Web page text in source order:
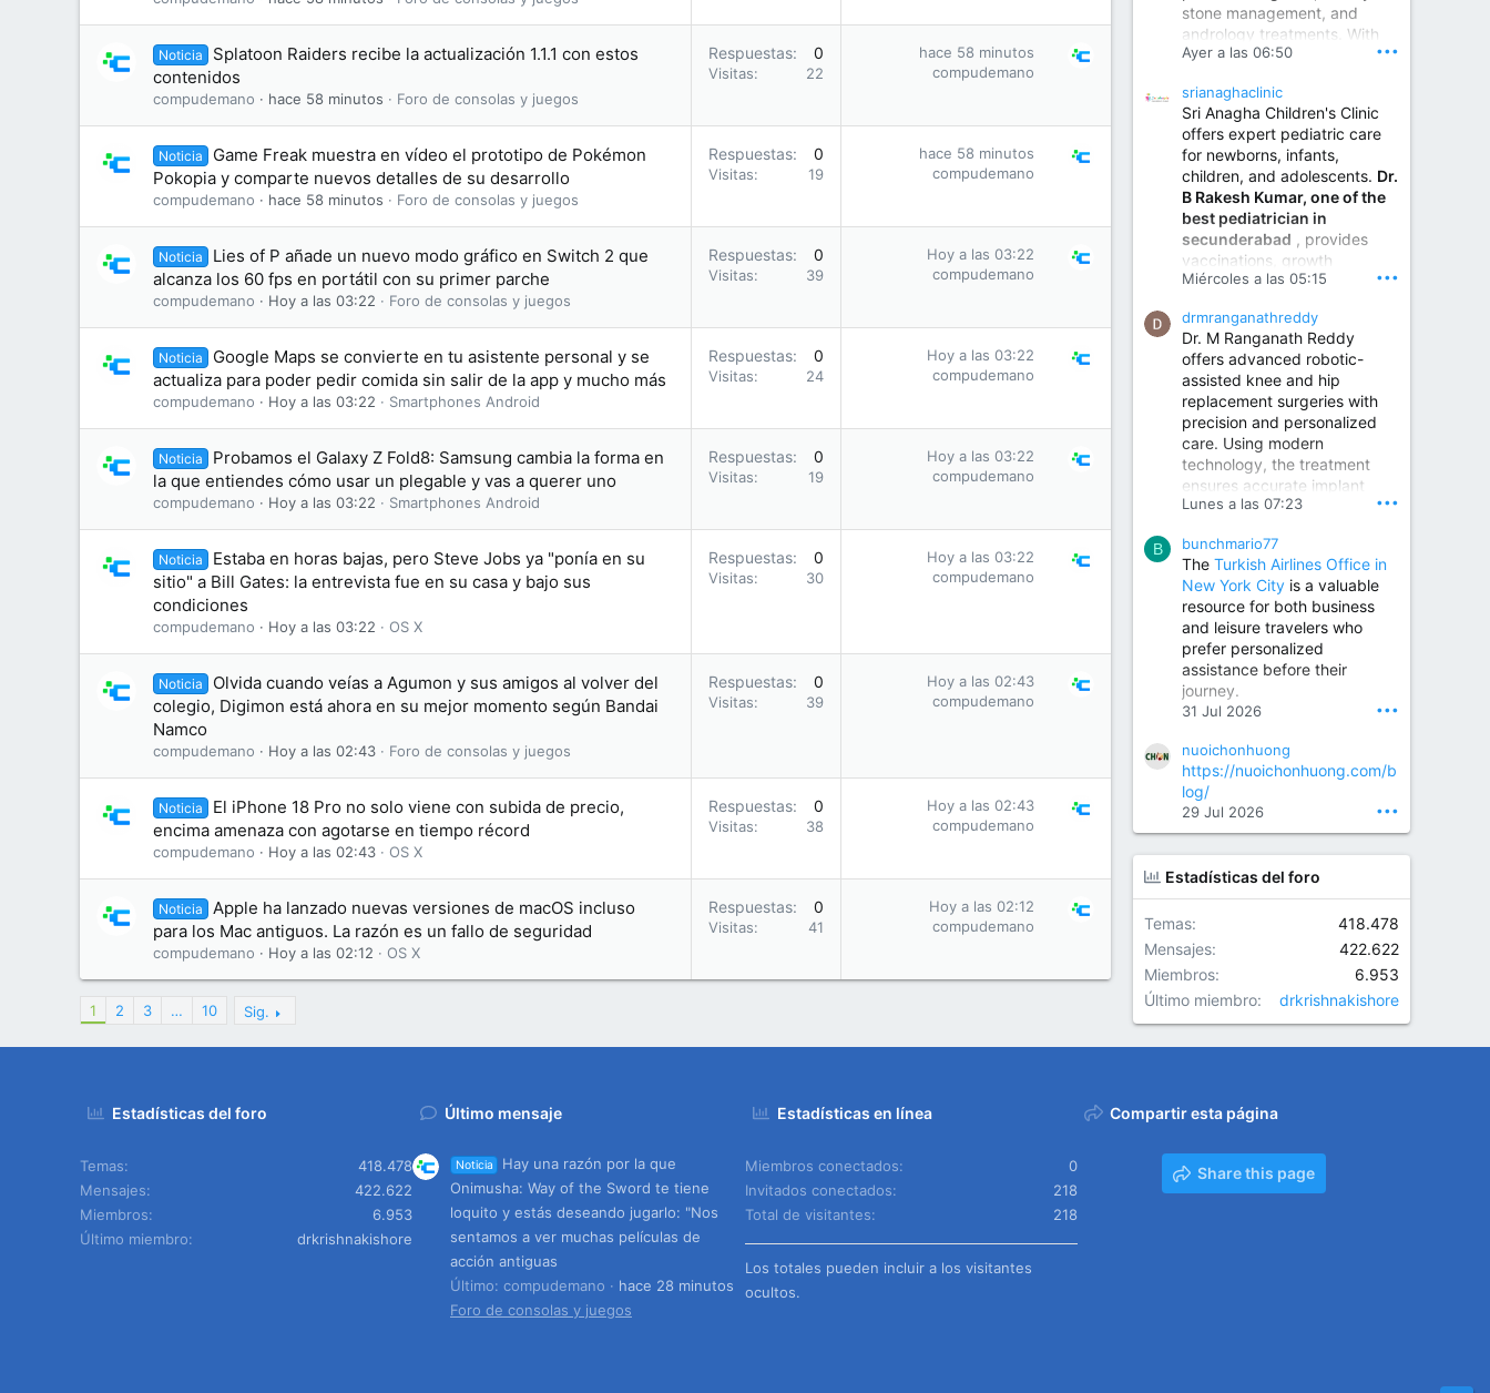
Noticia
Splatoon Raiders recibe la actualización 1.1.1 con estos
contenidos
compudemano hace 58 minutos Foro de consolas y juegos
Respuestas 0
Visitas 22
hace 58 minutos
compudemano
Noticia
Game Freak muestra en vídeo el prototipo de Pokémon
Pokopia y comparte nuevos detalles de su desarrollo
compudemano hace 58 minutos Foro de consolas y juegos
Respuestas 0
Visitas 19
hace 58 minutos
compudemano
Noticia
Lies of P añade un nuevo modo gráfico en Switch 2 que
alcanza los 60 fps en portátil con su primer parche
compudemano Hoy a las 03:22 Foro de consolas y juegos
Respuestas 0
Visitas 39
Hoy a las 03:22
compudemano
Noticia
Google Maps se convierte en tu asistente personal y se
actualiza para poder pedir comida sin salir de la app y mucho más
compudemano Hoy a las 03:22 Smartphones Android
Respuestas 0
Visitas 24
Hoy a las 03:22
compudemano
Noticia
Probamos el Galaxy Z Fold8: Samsung cambia la forma en
la que entiendes cómo usar un plegable y vas a querer uno
compudemano Hoy a las 03:22 Smartphones Android
Respuestas 0
Visitas 19
Hoy a las 03:22
compudemano
Noticia
Estaba en horas bajas, pero Steve Jobs ya "ponía en su
sitio" a Bill Gates: la entrevista fue en su casa y bajo sus
condiciones
compudemano Hoy a las 03:22 OS X
Respuestas 0
Visitas 30
Hoy a las 03:22
compudemano
Noticia
Olvida cuando veías a Agumon y sus amigos al volver del
colegio, Digimon está ahora en su mejor momento según Bandai
Namco
compudemano Hoy a las 02:43 Foro de consolas y juegos
Respuestas 0
Visitas 39
Hoy a las 02:43
compudemano
Noticia
El iPhone 18 Pro no solo viene con subida de precio,
encima amenaza con agotarse en tiempo récord
compudemano Hoy a las 02:43 OS X
Respuestas 0
Visitas 38
Hoy a las 02:43
compudemano
Noticia
Apple ha lanzado nuevas versiones de macOS incluso
para los Mac antiguos. La razón es un fallo de seguridad
compudemano Hoy a las 02:12 OS X
Respuestas 0
Visitas 41
Hoy a las 02:12
compudemano
1 2 3 … 10 Sig.
stone management, and
andrology treatments. With
years of surgical practice and
invasive and robotic
techniques.
Best Urologist in Vijayawada | Urology Specialist in Vijayawada
Dr. A. V. Krishna Kishore,
the Best Urologist...
www.drkrishnakishore.com
Ayer a las 06:50 •••
srianaghaclinic
Sri Anagha Children's Clinic
offers expert pediatric care
for newborns, infants,
children, and adolescents. Dr.
B Rakesh Kumar, one of the
best pediatrician in
secunderabad , provides
vaccinations, growth
monitoring, newborn care,
illnesses, nutrition guidance,
and preventive healthcare in
a child-friendly environment.
Children Hospital in Secunderabad | Best Pediatrician in Hyderabad | Neonatologist in Medchal
Our pediatrician and
Neonatologist team at...
www.srianaghaclinic.com
Miércoles a las 05:15 •••
drmranganathreddy
Dr. M Ranganath Reddy
offers advanced robotic-
assisted knee and hip
replacement surgeries with
precision and personalized
care. Using modern
technology, the treatment
ensures accurate implant
placement, reduced pain,
improved joint function,
helping patients return to an
active and comfortable
lifestyle.
Orthopedic Surgeon in Kondapur | Best Orthopedic Doctor in Kondapur | Dr. M. Ranganath Reddy
Consult Dr. M. Ranganath
Reddy, the best...
www.drranganathreddy.co
m
Lunes a las 07:23 •••
B bunchmario77
The Turkish Airlines Office in
New York City is a valuable
resource for both business
and leisure travelers who
prefer personalized
assistance before their
journey.
31 Jul 2026 •••
nuoichonhuong
https://nuoichonhuong.com/b
log/
29 Jul 2026 •••
Estadísticas del foro
Temas
418.478
Mensajes
422.622
Miembros
6.953
Último miembro
drkrishnakishore
Estadísticas del foro
Temas
418.478
Mensajes
422.622
Miembros
6.953
Último miembro
drkrishnakishore
Último mensaje
Noticia
Hay una razón por la que
Onimusha: Way of the Sword te tiene
loquito y estás deseando jugarlo: "Nos
sentamos a ver muchas películas de
acción antiguas
Último: compudemano
hace 28 minutos
Foro de consolas y juegos
Estadísticas en línea
Miembros conectados
0
Invitados conectados
218
Total de visitantes
218
Los totales pueden incluir a los visitantes
ocultos.
Compartir esta página
Share this page